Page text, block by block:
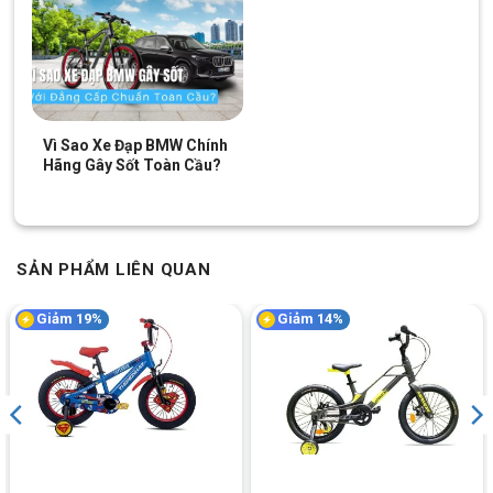
dưới đây:
Giảm 8%
Raccoon Nelson 22 Inch
2.750.000
3.000.000₫
2.390.000
2.750.000₫
Địa Chỉ Các Cửa Hàng Xe Đạp Giá Kho:
494 Nguyễn Oanh, P.An Nhơn, HCM (Gò Vấp cũ)
Vì Sao Xe Đạp BMW Chính
Hãng Gây Sốt Toàn Cầu?
SẢN PHẨM LIÊN QUAN
Giảm 19% Giảm 14%